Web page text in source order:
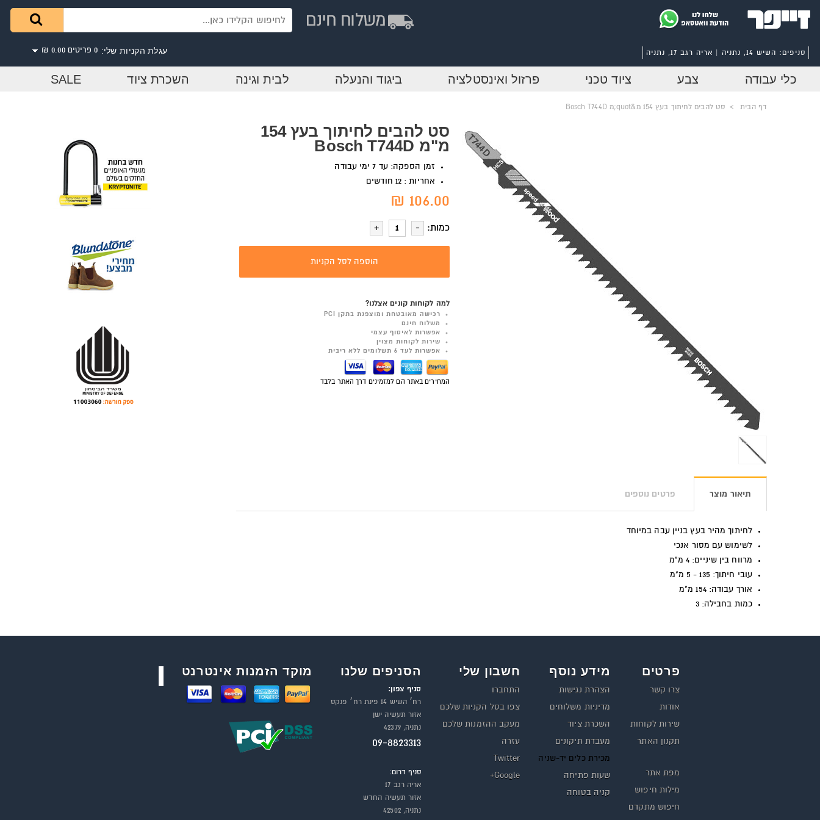
עגלת הקניות שלי: 0 פריטים 0.00 ₪ סניפים: השיש 14, נתניה | אריה רגב 17, נתניה
כלי עבודה צבע ציוד טכני פרזול ואינסטלציה ביגוד והנעלה לבית וגינה השכרת ציוד SALE
דף הבית > סט להבים לחיתוך בעץ 154 מ&quot;מ Bosch T744D
סט להבים לחיתוך בעץ 154
מ"מ Bosch T744D
זמן הספקה: עד 7 ימי עבודה
אחריות : 12 חודשים
106.00 ₪
כמות:
הוספה לסל הקניות
למה לקוחות קונים אצלנו?
רכישה מאובטחת ומוצפנת בתקן PCI
משלוח חינם
אפשרות לאיסוף עצמי
שירות לקוחות מצוין
אפשרות לעד 6 תשלומים ללא ריבית
המחירים באתר הם למזמינים דרך האתר בלבד
תיאור מוצר פרטים נוספים
לחיתוך מהיר בעץ בניין עבה במיוחד
לשימוש עם מסור אנכי
מרווח בין שיניים: 4 מ"מ
עובי חיתוך: 135 - 5 מ"מ
אורך עבודה: 154 מ"מ
כמות בחבילה: 3
פרטים
צרו קשר
אודות
שירות לקוחות
תקנון האתר
מפת אתר
מילות חיפוש
חיפוש מתקדם
מידע נוסף
הצהרת נגישות
מדיניות משלוחים
השכרת ציוד
מעבדת תיקונים
מכירת כלים יד-שניה
שעות פתיחה
קניה בטוחה
חשבון שלי
התחברו
צפו בסל הקניות שלכם
מעקב ההזמנות שלכם
עזרה
Twitter
Google+
הסניפים שלנו
סניף צפון:
רח׳ השיש 14 פינת רח׳ פנקס
אזור תעשיה ישן
נתניה, 42379
09-8823313
סניף דרום:
אריה רגב 17
אזור תעשיה החדש
נתניה, 42502
מוקד הזמנות אינטרנט